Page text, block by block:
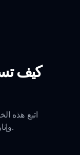
كيف
اتبع هذه
وإثارة سبراينكي رعب فورمز.